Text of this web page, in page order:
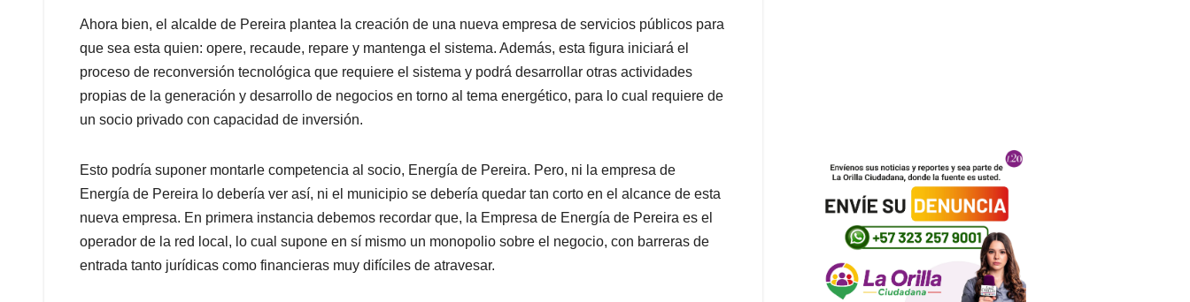
Ahora bien, el alcalde de Pereira plantea la creación de una nueva empresa de servicios públicos para
que sea esta quien: opere, recaude, repare y mantenga el sistema. Además, esta figura iniciará el
proceso de reconversión tecnológica que requiere el sistema y podrá desarrollar otras actividades
propias de la generación y desarrollo de negocios en torno al tema energético, para lo cual requiere de
un socio privado con capacidad de inversión.
Esto podría suponer montarle competencia al socio, Energía de Pereira. Pero, ni la empresa de
Energía de Pereira lo debería ver así, ni el municipio se debería quedar tan corto en el alcance de esta
nueva empresa. En primera instancia debemos recordar que, la Empresa de Energía de Pereira es el
operador de la red local, lo cual supone en sí mismo un monopolio sobre el negocio, con barreras de
entrada tanto jurídicas como financieras muy difíciles de atravesar.